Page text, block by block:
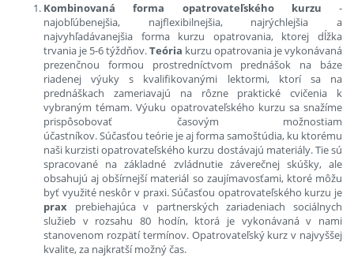
Kombinovaná forma opatrovateľského kurzu -
najobľúbenejšia, najflexibilnejšia, najrýchlejšia a
najvyhľadávanejšia forma kurzu opatrovania, ktorej dĺžka
trvania je 5-6 týždňov.Teória kurzu opatrovania je vykonávaná
prezenčnou formou prostredníctvom prednášok na báze
riadenej výuky s kvalifikovanými lektormi, ktorí sa na
prednáškach zameriavajú na rôzne praktické cvičenia k
vybraným témam. Výuku opatrovateľského kurzu sa snažíme
prispôsobovať časovým možnostiam
účastníkov. Súčasťou teórie je aj forma samoštúdia, ku ktorému
naši kurzisti opatrovateľského kurzu dostávajú materiály. Tie sú
spracované na základné zvládnutie záverečnej skúšky, ale
obsahujú aj obšírnejší materiál so zaujímavosťami, ktoré môžu
byť využité neskôr v praxi. Súčasťou opatrovateľského kurzu je
prax prebiehajúca v partnerských zariadeniach sociálnych
služieb v rozsahu 80 hodín, ktorá je vykonávaná v nami
stanovenom rozpätí termínov. Opatrovateľský kurz v najvyššej
kvalite, za najkratší možný čas.